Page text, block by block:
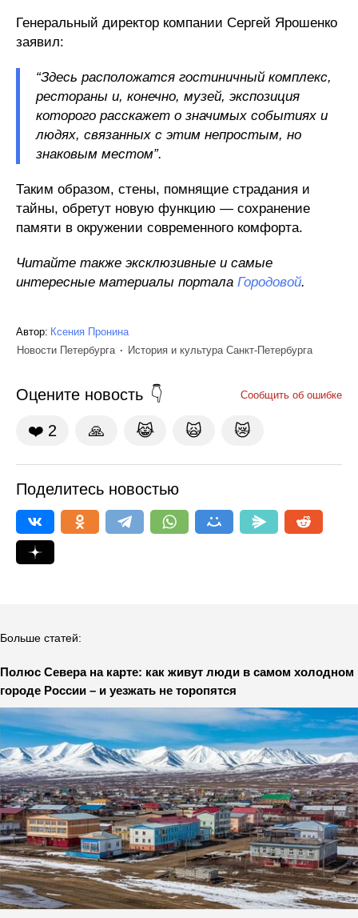
Генеральный директор компании Сергей Ярошенко
заявил:
“Здесь расположатся гостиничный комплекс,
рестораны и, конечно, музей, экспозиция
которого расскажет о значимых событиях и
людях, связанных с этим непростым, но
знаковым местом”.
Таким образом, стены, помнящие страдания и
тайны, обретут новую функцию — сохранение
памяти в окружении современного комфорта.
Читайте также эксклюзивные и самые
интересные материалы портала Городовой.
Автор: Ксения Пронина
Новости Петербурга
История и культура Санкт-Петербурга
Оцените новость Сообщить об ошибке
❤️ 2 🙏 😹 🙀 😿
Поделитесь новостью
Больше статей:
Полюс Севера на карте: как живут люди в самом холодном
городе России – и уезжать не торопятся